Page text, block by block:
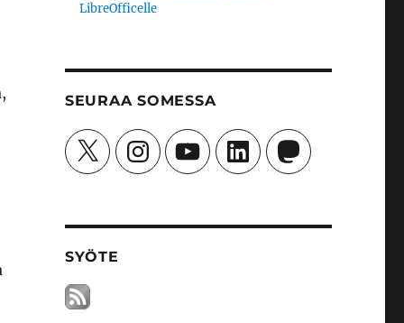
LibreOfficelle
SEURAA SOMESSA
X InstagramYouTubeLinkedInMastodon
SYÖTE